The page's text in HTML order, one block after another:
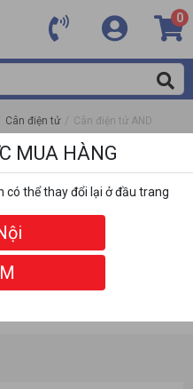
0
Cân điện tử / Cân điện tử AND
MUA HÀNG
có thể thay đổi lại ở đầu trang